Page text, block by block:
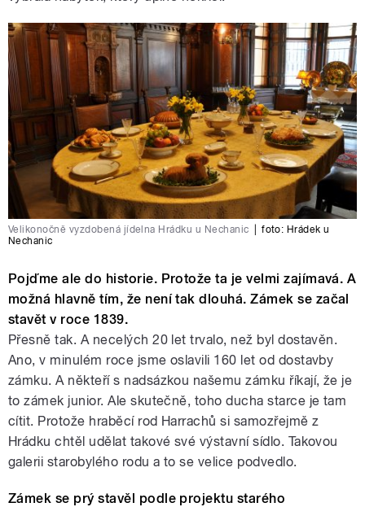
Velikonočně vyzdobená jídelna Hrádku u Nechanic
foto: Hrádek u
Nechanic
Pojďme ale do historie. Protože ta je velmi zajímavá. A
možná hlavně tím, že není tak dlouhá. Zámek se začal
stavět v roce 1839.
Přesně tak. A necelých 20 let trvalo, než byl dostavěn.
Ano, v minulém roce jsme oslavili 160 let od dostavby
zámku. A někteří s nadsázkou našemu zámku říkají, že je
to zámek junior. Ale skutečně, toho ducha starce je tam
cítit. Protože hraběcí rod Harrachů si samozřejmě z
Hrádku chtěl udělat takové své výstavní sídlo. Takovou
galerii starobylého rodu a to se velice podvedlo.
Zámek se prý stavěl podle projektu starého